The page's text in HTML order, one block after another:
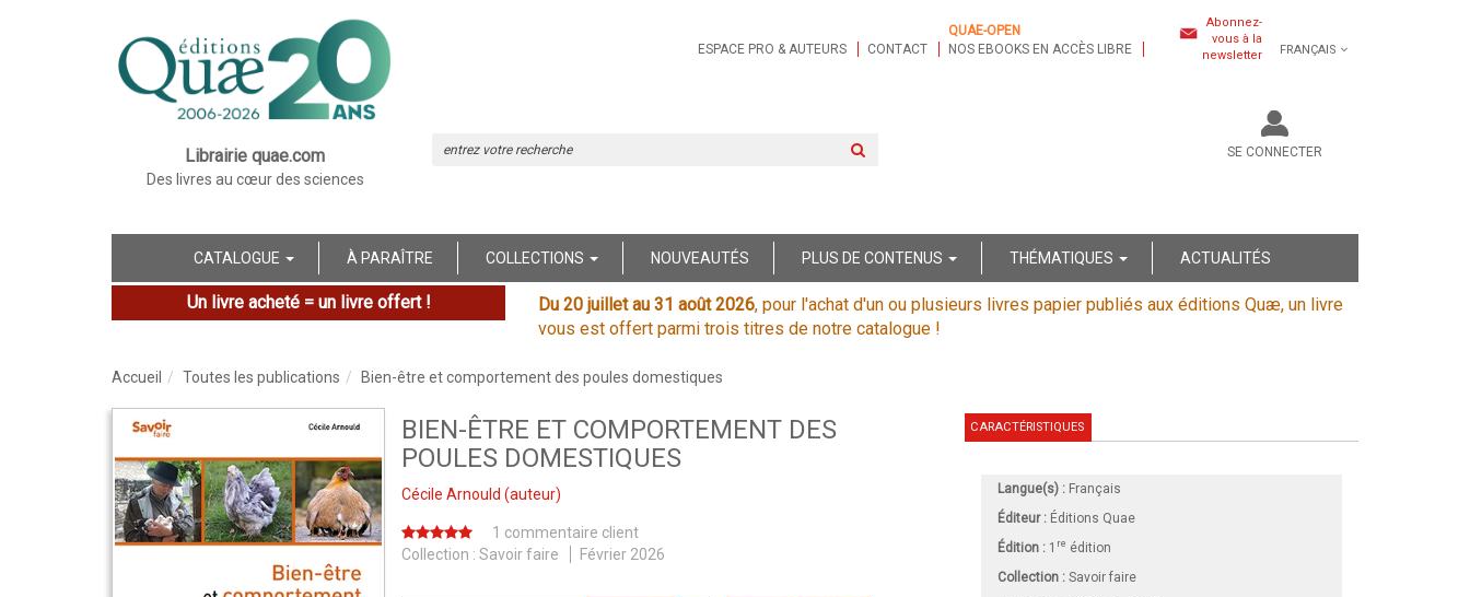
Librairie quae.com
Des livres au cœur des sciences
ESPACE PRO & AUTEURS CONTACT
QUAE-OPEN
NOS EBOOKS EN ACCÈS LIBRE
Abonnez-
vous à la
newsletter
FRANÇAIS
SE CONNECTER
CATALOGUE À PARAÎTRE COLLECTIONS NOUVEAUTÉS PLUS DE CONTENUS THÉMATIQUES ACTUALITÉS
Un livre acheté = un livre offert ! Du 20 juillet au 31 août 2026, pour l'achat d'un ou plusieurs livres papier publiés aux éditions Quæ, un livre
vous est offert parmi trois titres de notre catalogue !
Accueil Toutes les publications Bien-être et comportement des poules domestiques
BIEN-ÊTRE ET COMPORTEMENT DES
POULES DOMESTIQUES
Cécile Arnould (auteur)
1 commentaire client
Collection : Savoir faire Février 2026
CARACTÉRISTIQUES
Langue(s) : Français
Éditeur : Éditions Quae
Édition : 1 re édition
Collection : Savoir faire